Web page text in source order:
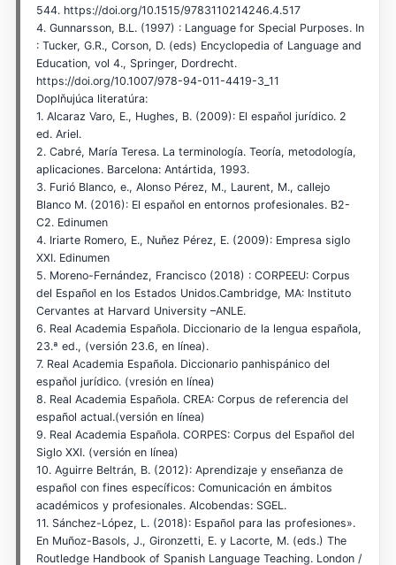
544. https://doi.org/10.1515/9783110214246.4.517
4. Gunnarsson, B.L. (1997) : Language for Special Purposes. In
: Tucker, G.R., Corson, D. (eds) Encyclopedia of Language and
Education, vol 4., Springer, Dordrecht.
https://doi.org/10.1007/978-94-011-4419-3_11
Doplňujúca literatúra:
1. Alcaraz Varo, E., Hughes, B. (2009): El espaňol jurídico. 2
ed. Ariel.
2. Cabré, María Teresa. La terminología. Teoría, metodología,
aplicaciones. Barcelona: Antártida, 1993.
3. Furió Blanco, e., Alonso Pérez, M., Laurent, M., callejo
Blanco M. (2016): El espaňol en entornos profesionales. B2-
C2. Edinumen
4. Iriarte Romero, E., Nuňez Pérez, E. (2009): Empresa siglo
XXI. Edinumen
5. Moreno-Fernández, Francisco (2018) : CORPEEU: Corpus
del Español en los Estados Unidos.Cambridge, MA: Instituto
Cervantes at Harvard University –ANLE.
6. Real Academia Española. Diccionario de la lengua española,
23.ª ed., (versión 23.6, en línea).
7. Real Academia Española. Diccionario panhispánico del
espaňol jurídico. (vresión en línea)
8. Real Academia Española. CREA: Corpus de referencia del
español actual.(versión en línea)
9. Real Academia Española. CORPES: Corpus del Español del
Siglo XXI. (versión en línea)
10. Aguirre Beltrán, B. (2012): Aprendizaje y enseñanza de
español con fines específicos: Comunicación en ámbitos
académicos y profesionales. Alcobendas: SGEL.
11. Sánchez-López, L. (2018): Español para las profesiones».
En Muñoz-Basols, J., Gironzetti, E. y Lacorte, M. (eds.) The
Routledge Handbook of Spanish Language Teaching. London /